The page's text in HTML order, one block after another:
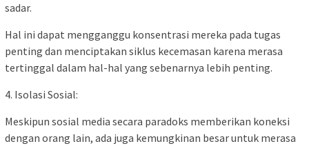
sadar.
Hal ini dapat mengganggu konsentrasi mereka pada tugas
penting dan menciptakan siklus kecemasan karena merasa
tertinggal dalam hal-hal yang sebenarnya lebih penting.
4. Isolasi Sosial:
Meskipun sosial media secara paradoks memberikan koneksi
dengan orang lain, ada juga kemungkinan besar untuk merasa